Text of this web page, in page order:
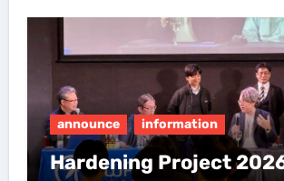
announce information
Hardening Project